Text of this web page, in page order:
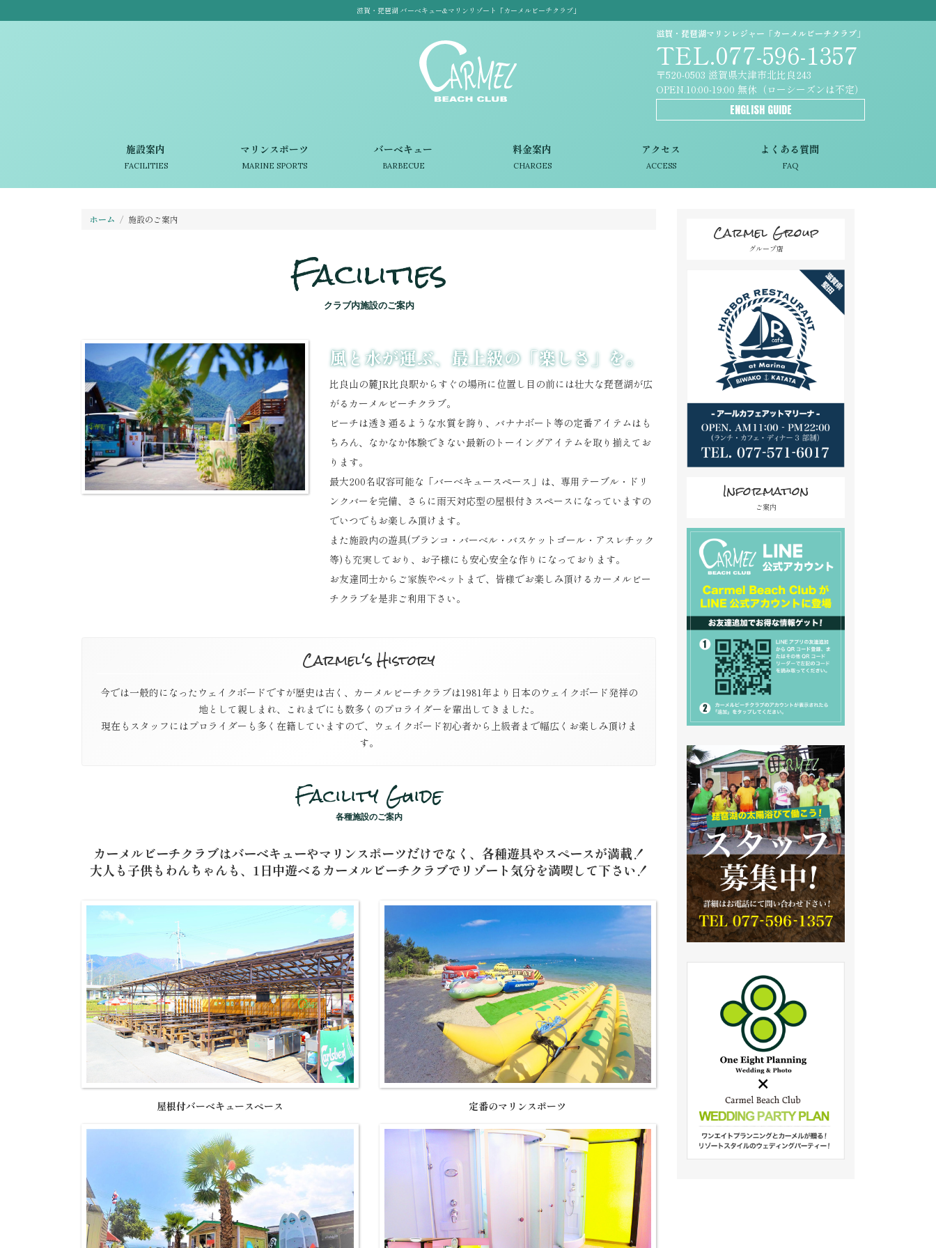
滋賀・琵琶湖 バーベキュー&マリンリゾート「カーメルビーチクラブ」
施設案内
FACILITIES
マリンスポーツ
MARINE SPORTS
バーベキュー
BARBECUE
料金案内
CHARGES
アクセス
ACCESS
よくある質問
FAQ
滋賀・琵琶湖マリンレジャー「カーメルビーチクラブ」
TEL.077-596-1357
〒520-0503 滋賀県大津市北比良243
OPEN.10:00-19:00 無休（ローシーズンは不定）
ENGLISH GUIDE
ホーム 施設のご案内
Facilities
クラブ内施設のご案内
風と水が運ぶ、最上級の「楽しさ」を。
比良山の麓JR比良駅からすぐの場所に位置し目の前には壮大な琵琶湖が広
がるカーメルビーチクラブ。
ビーチは透き通るような水質を誇り、バナナボート等の定番アイテムはも
ちろん、なかなか体験できない最新のトーイングアイテムを取り揃えてお
ります。
最大200名収容可能な「バーベキュースペース」は、専用テーブル・ドリ
ンクバーを完備、さらに雨天対応型の屋根付きスペースになっていますの
でいつでもお楽しみ頂けます。
また施設内の遊具(ブランコ・バーベル・バスケットゴール・アスレチック
等)も充実しており、お子様にも安心安全な作りになっております。
お友達同士からご家族やペットまで、皆様でお楽しみ頂けるカーメルビー
チクラブを是非ご利用下さい。
Carmel's History
今では一般的になったウェイクボードですが歴史は古く、カーメルビーチクラブは1981年より日本のウェイクボード発祥の
地として親しまれ、これまでにも数多くのプロライダーを輩出してきました。
現在もスタッフにはプロライダーも多く在籍していますので、ウェイクボード初心者から上級者まで幅広くお楽しみ頂けま
す。
Facility Guide
各種施設のご案内
カーメルビーチクラブはバーベキューやマリンスポーツだけでなく、各種遊具やスペースが満載！
大人も子供もわんちゃんも、1日中遊べるカーメルビーチクラブでリゾート気分を満喫して下さい！
屋根付バーベキュースペース 定番のマリンスポーツ
Carmel Group
グループ店
Information
ご案内